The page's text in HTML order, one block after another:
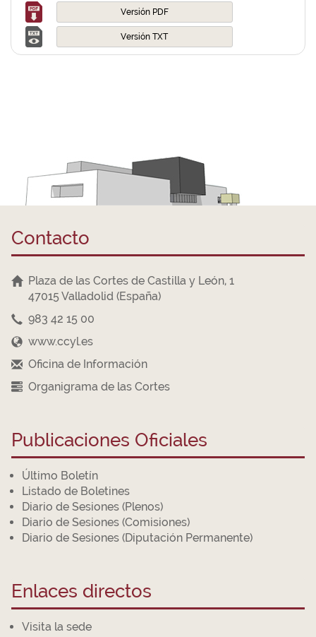
Versión PDF
Versión TXT
Contacto
Plaza de las Cortes de Castilla y León, 1
47015 Valladolid (España)
983 42 15 00
www.ccyl.es
Oficina de Información
Organigrama de las Cortes
Publicaciones Oficiales
Último Boletín
Listado de Boletines
Diario de Sesiones (Plenos)
Diario de Sesiones (Comisiones)
Diario de Sesiones (Diputación Permanente)
Enlaces directos
Visita la sede